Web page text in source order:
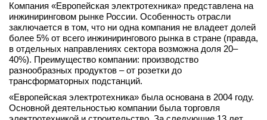
Новости
Интервью
вконтакте
телеграм
Компания «Европейская электротехника» представлена на
инжиниринговом рынке России. Особенность отрасли
заключается в том, что ни одна компания не владеет долей
более 5% от всего инжинирингового рынка в стране (правда,
в отдельных направлениях сектора возможна доля 20–
40%). Преимущество компании: производство
разнообразных продуктов – от розетки до
трансформаторных подстанций.
«Европейская электротехника» была основана в 2004 году.
Основной деятельностью компании была торговля